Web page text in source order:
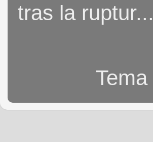
tras la ruptur...